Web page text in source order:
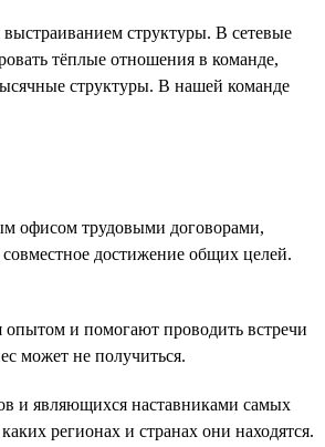
структуры. В сетевые
тёплые отношения в команде,
структуры. В нашей команде
офисом трудовыми договорами,
достижение общих целей.
и помогают проводить встречи
может не получиться.
и являющихся наставниками самых
регионах и странах они находятся.